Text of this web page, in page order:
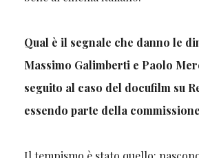
Qual è il segnale che danno le
Massimo Galimberti e Paolo
seguito al caso del docufilm su
essendo parte della